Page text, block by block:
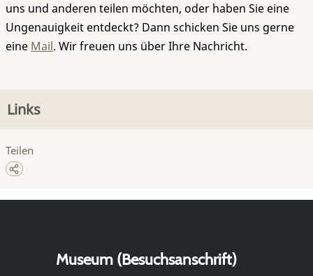
uns und anderen teilen möchten, oder haben Sie eine
Ungenauigkeit entdeckt? Dann schicken Sie uns gerne
eine Mail. Wir freuen uns über Ihre Nachricht.
Links
Teilen
Museum (Besuchsanschrift)